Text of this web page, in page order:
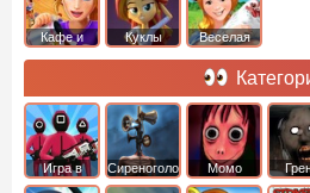
Кафе и
Куклы
Веселая
Игра в
Кальмара
Сиреноголовый Момо